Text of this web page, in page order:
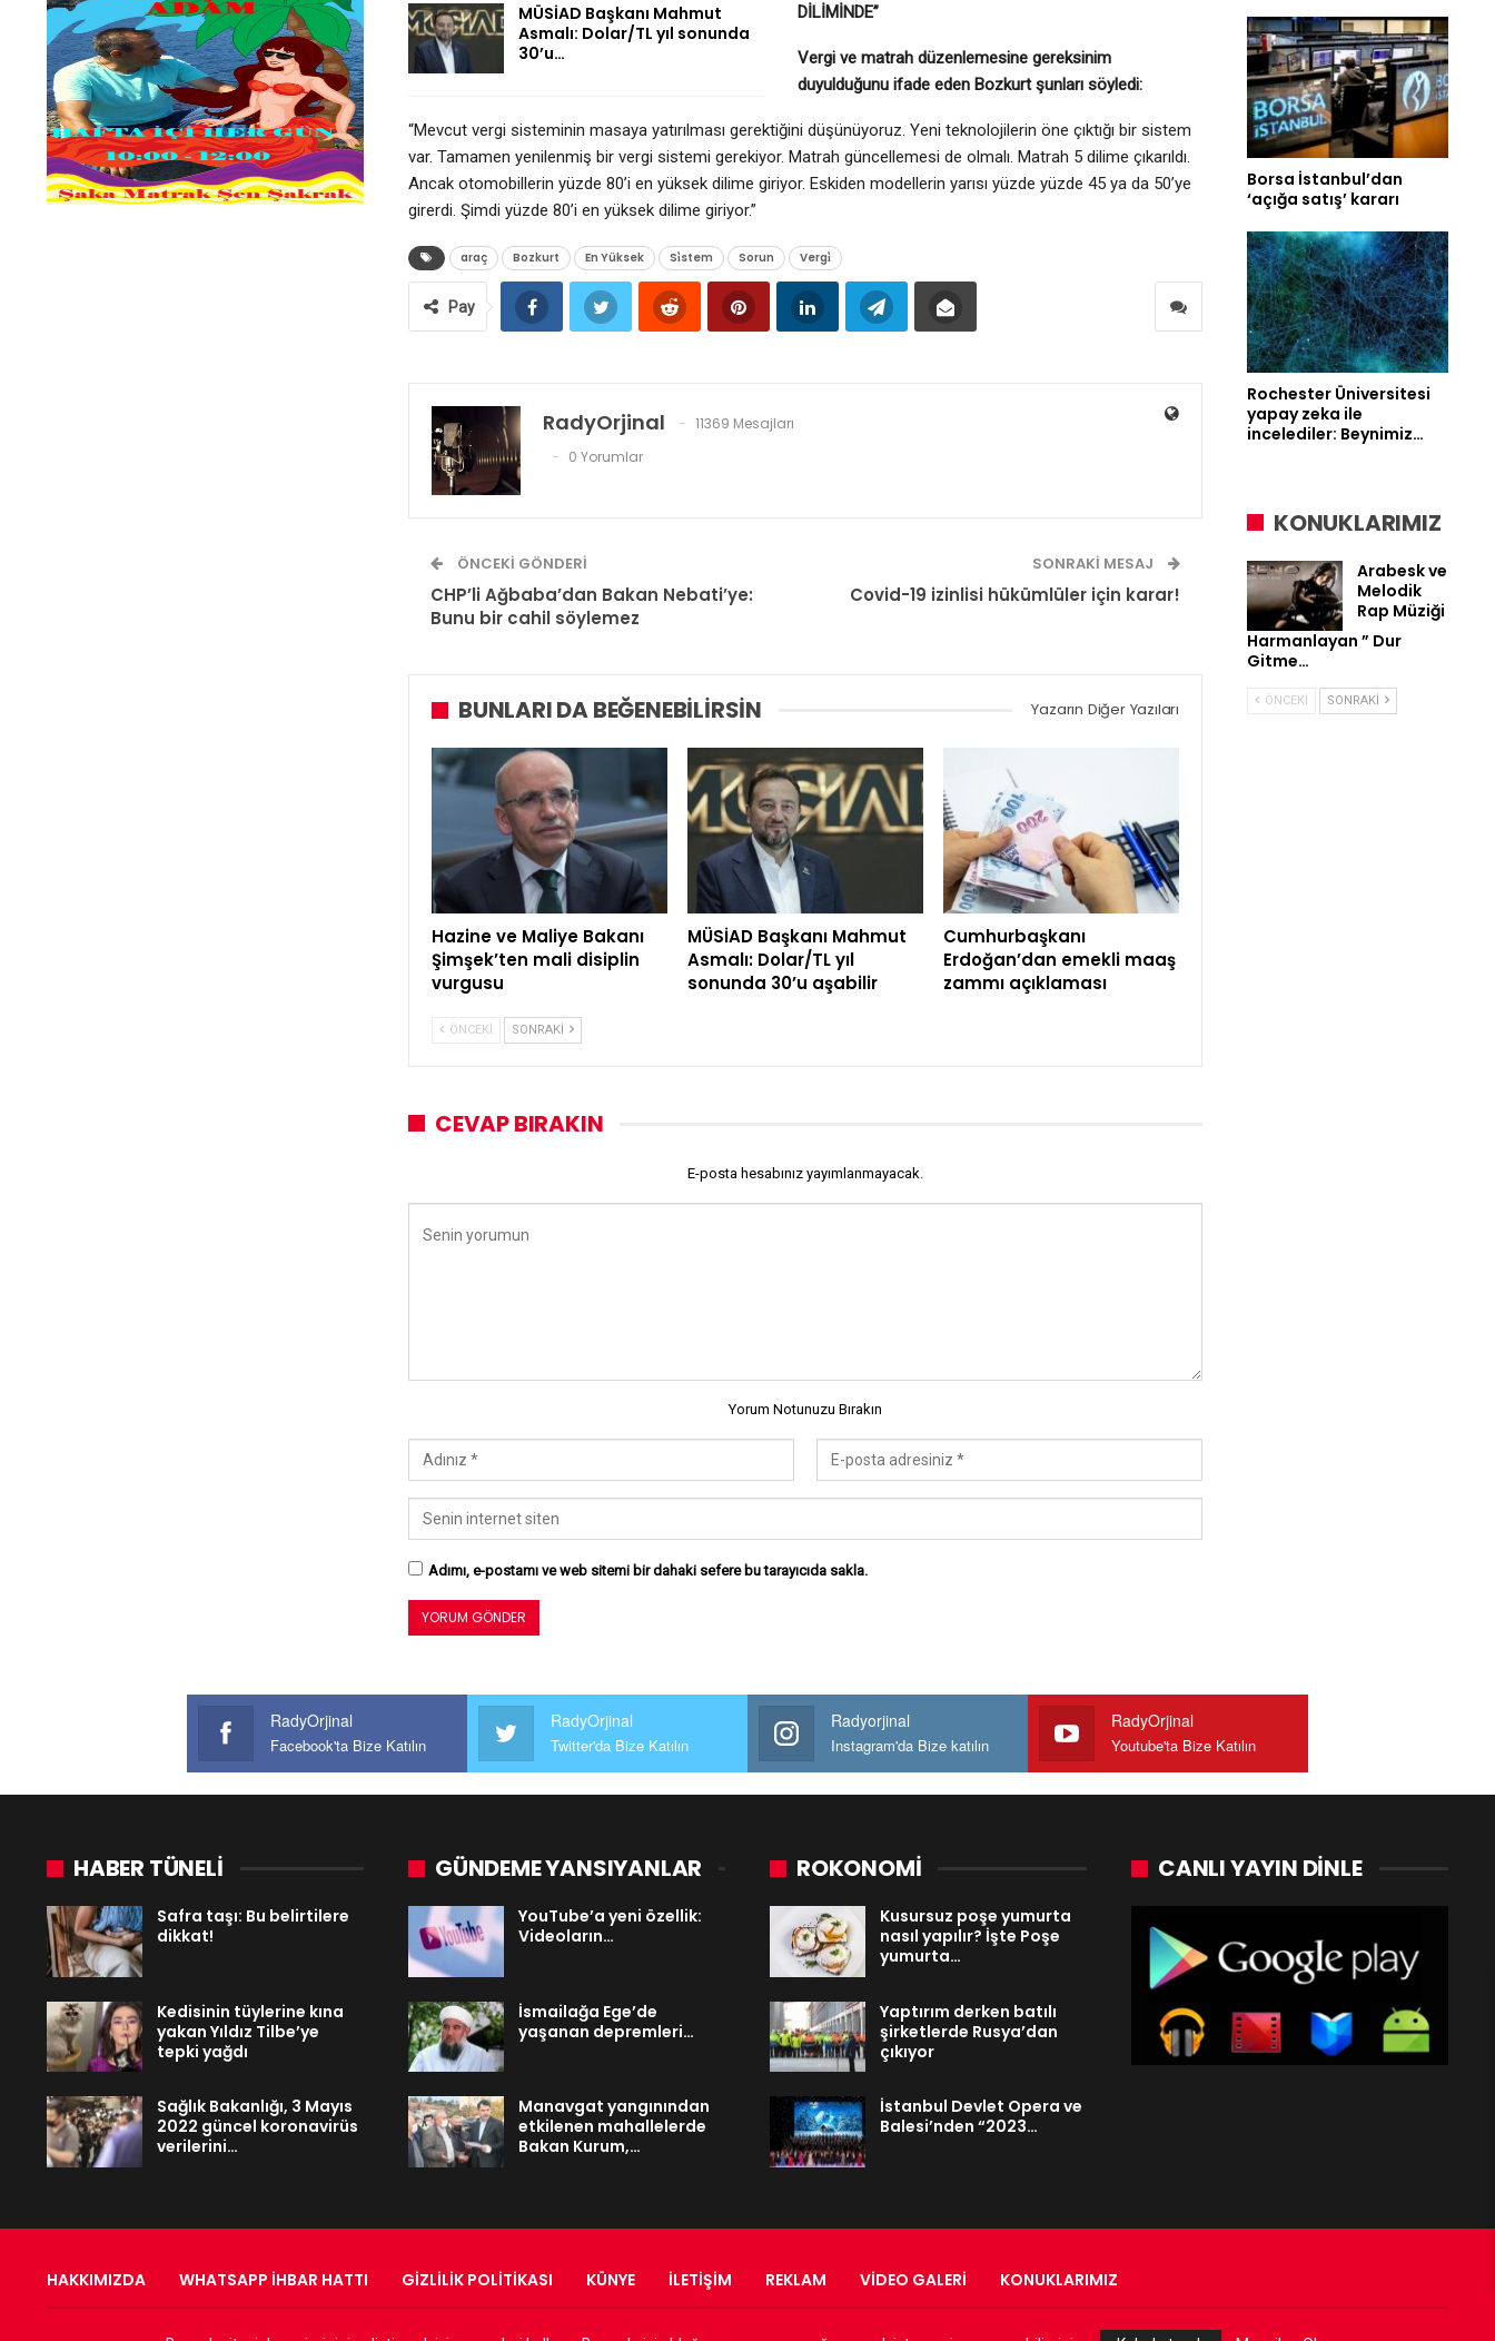
MÜSİAD Başkanı Mahmut
Asmalı: Dolar/TL yıl sonunda
30’u…
DİLİMİNDE”
Vergi ve matrah düzenlemesine gereksinim
duyulduğunu ifade eden Bozkurt şunları söyledi:
“Mevcut vergi sisteminin masaya yatırılması gerektiğini düşünüyoruz. Yeni teknolojilerin öne çıktığı bir sistem
var. Tamamen yenilenmiş bir vergi sistemi gerekiyor. Matrah güncellemesi de olmalı. Matrah 5 dilime çıkarıldı.
Ancak otomobillerin yüzde 80’i en yüksek dilime giriyor. Eskiden modellerin yarısı yüzde yüzde 45 ya da 50’ye
girerdi. Şimdi yüzde 80’i en yüksek dilime giriyor.”
araç Bozkurt En Yüksek Si̇stem Sorun Vergi̇
Pay
RadyOrjinal
11369 Mesajları
0 Yorumlar
ÖNCEKI GÖNDERI
CHP’li Ağbaba’dan Bakan Nebati’ye:
Bunu bir cahil söylemez
SONRAKI MESAJ
Covid-19 izinlisi hükümlüler için karar!
BUNLARI DA BEĞENEBILIRSIN Yazarın Diğer Yazıları
Hazine ve Maliye Bakanı
Şimşek’ten mali disiplin
vurgusu
MÜSİAD Başkanı Mahmut
Asmalı: Dolar/TL yıl
sonunda 30’u aşabilir
Cumhurbaşkanı
Erdoğan’dan emekli maaş
zammı açıklaması
ÖNCEKI SONRAKI
CEVAP BIRAKIN
E-posta hesabınız yayımlanmayacak.
Yorum Notunuzu Bırakın
Adımı, e-postamı ve web sitemi bir dahaki sefere bu tarayıcıda sakla.
Borsa İstanbul’dan
‘açığa satış’ kararı
Rochester Üniversitesi
yapay zeka ile
incelediler: Beynimiz…
KONUKLARIMIZ
Arabesk ve
Melodik
Rap Müziği
Harmanlayan ” Dur
Gitme…
ÖNCEKI SONRAKI
RadyOrjinal
Facebook'ta Bize Katılın
RadyOrjinal
Twitter'da Bize Katılın
Radyorjinal
Instagram'da Bize katılın
RadyOrjinal
Youtube'ta Bize Katılın
HABER TÜNELİ
Safra taşı: Bu belirtilere
dikkat!
Kedisinin tüylerine kına
yakan Yıldız Tilbe’ye
tepki yağdı
Sağlık Bakanlığı, 3 Mayıs
2022 güncel koronavirüs
verilerini…
GÜNDEME YANSIYANLAR
YouTube’a yeni özellik:
Videoların…
İsmailağa Ege’de
yaşanan depremleri…
Manavgat yangınından
etkilenen mahallelerde
Bakan Kurum,…
ROKONOMİ
Kusursuz poşe yumurta
nasıl yapılır? İşte Poşe
yumurta…
Yaptırım derken batılı
şirketlerde Rusya’dan
çıkıyor
İstanbul Devlet Opera ve
Balesi’nden “2023…
CANLI YAYIN DINLE
HAKKIMIZDA WHATSAPP İHBAR HATTI GIZLILIK POLITIKASI KÜNYE İLETIŞIM REKLAM VIDEO GALERI KONUKLARIMIZ